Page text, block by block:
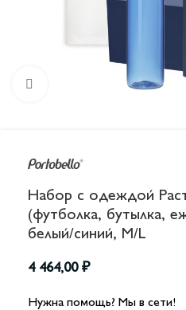
Набор с одеждой
(футболка, бутылка,
белый/синий, M/L
4 464,00 ₽
Нужна помощь? Мы в сети!